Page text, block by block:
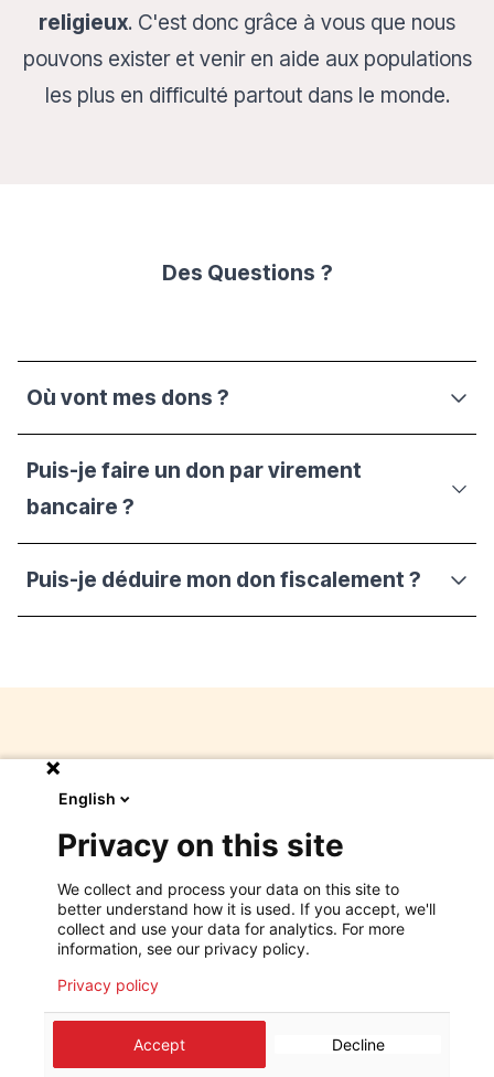
religieux. C'est donc grâce à vous que nous
pouvons exister et venir en aide aux populations
les plus en difficulté partout dans le monde.
Des Questions ?
Où vont mes dons ?
Puis-je faire un don par virement
bancaire ?
Puis-je déduire mon don fiscalement ?
Notre service donateurs est à votre
disposition pour répondre à toutes vos
questions.
N'hésitez pas ànous contacter par téléphone
:33.25.15-311
English
Privacy on this site
We collect and process your data on this site to
better understand how it is used. If you accept, we'll
collect and use your data for analytics. For more
information, see our privacy policy.
Privacy policy
Accept Decline